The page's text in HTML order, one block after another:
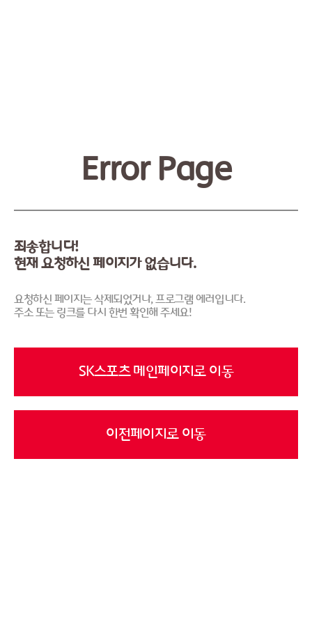
Error Page
죄송합니다!
현재 요청하신 페이지가 없습니다.
요청하신 페이지는 삭제되었거나, 프로그램 에러입니다.
주소 또는 링크를 다시 한번 확인해 주세요!
SK스포츠 메인페이지로 이동
이전페이지로 이동